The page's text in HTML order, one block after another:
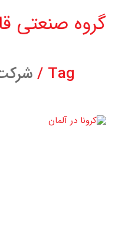
گروه صنعتی
Tag /